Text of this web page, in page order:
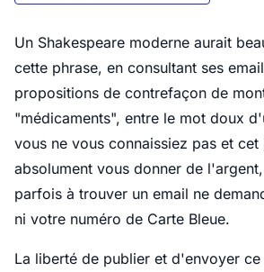
Un Shakespeare moderne aurait
cette phrase, en consultant ses
propositions de contrefaçon de
"médicaments", entre le mot doux
vous ne vous connaissiez pas et
absolument vous donner de
parfois à trouver un email ne
ni votre numéro de Carte Bleue.
La liberté de publier et d'envoyer